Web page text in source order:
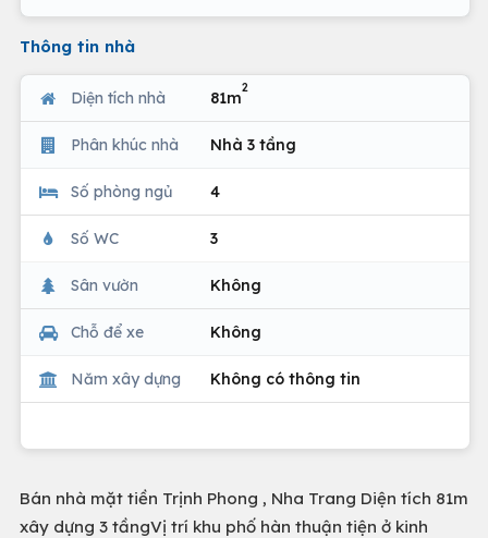
Thông tin nhà
Diện tích nhà 81m
2
Phân khúc nhà Nhà 3 tầng
Số phòng ngủ 4
Số WC 3
Sân vườn Không
Chỗ để xe Không
Năm xây dựng Không có thông tin
Bán nhà mặt tiền Trịnh Phong , Nha Trang Diện tích 81m
xây dựng 3 tầngVị trí khu phố hàn thuận tiện ở kinh